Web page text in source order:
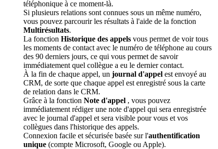
téléphonique à ce moment-là.
Si plusieurs relations sont connues sous un même numéro,
vous pouvez parcourir les résultats à l'aide de la fonction
Multirésultats.
La fonction Historique des appels vous permet de voir tous
les moments de contact avec le numéro de téléphone au cours
des 90 derniers jours, ce qui vous permet de savoir
immédiatement quel collègue a eu le dernier contact.
À la fin de chaque appel, un journal d'appel est envoyé au
CRM, de sorte que chaque appel est enregistré sous la carte
de relation dans le CRM.
Grâce à la fonction Note d'appel , vous pouvez
immédiatement rédiger une note d'appel qui sera enregistrée
avec le journal d'appel et sera visible pour vous et vos
collègues dans l'historique des appels.
Connexion facile et sécurisée basée sur l'authentification
unique (compte Microsoft, Google ou Apple).